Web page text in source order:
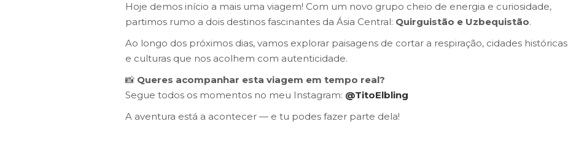
Hoje demos início a mais uma viagem! Com um novo grupo cheio de energia e curiosidade,
partimos rumo a dois destinos fascinantes da Ásia Central: Quirguistão e Uzbequistão.
Ao longo dos próximos dias, vamos explorar paisagens de cortar a respiração, cidades históricas
e culturas que nos acolhem com autenticidade.
📸 Queres acompanhar esta viagem em tempo real?
Segue todos os momentos no meu Instagram: @TitoElbling
A aventura está a acontecer — e tu podes fazer parte dela!